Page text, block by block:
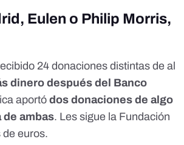
Eulen o Philip Morris,
24 donaciones distintas de al
dinero después del Banco
aportódos donaciones de algo
de ambas. Les sigue la Fundación
euros.